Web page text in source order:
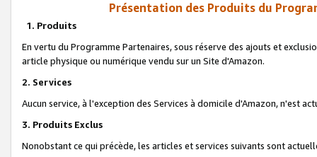
Présentation des Produits du
1. Produits
En vertu du Programme Partenaires, sous réserve des ajouts et
article physique ou numérique vendu sur un Site d'Amazon.
2. Services
Aucun service, à l'exception des Services à domicile d'Amazon, n'est
3. Produits Exclus
Nonobstant ce qui précède, les articles et services suivants sont